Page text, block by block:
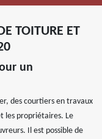
TOITURE ET
un
des courtiers en travaux
les propriétaires. Le
Il est possible de